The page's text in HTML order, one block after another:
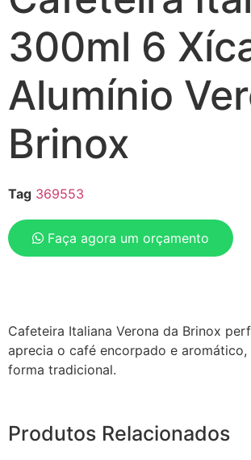
300ml 6
Alumínio
Brinox
Tag 369553
Faça agora um orçamento
Cafeteira Italiana Verona da Brinox
aprecia o café encorpado e
forma tradicional.
Produtos Relacionados